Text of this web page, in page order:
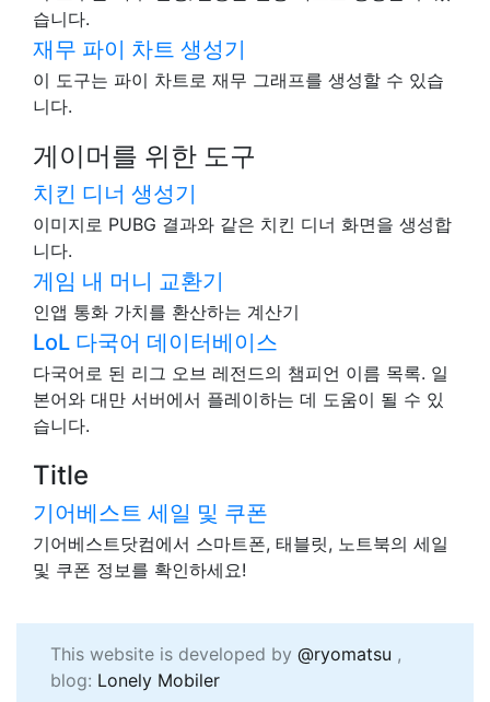
습니다.
재무 파이 차트 생성기
이 도구는 파이 차트로 재무 그래프를 생성할 수 있습
니다.
게이머를 위한 도구
치킨 디너 생성기
이미지로 PUBG 결과와 같은 치킨 디너 화면을 생성합
니다.
게임 내 머니 교환기
인앱 통화 가치를 환산하는 계산기
LoL 다국어 데이터베이스
다국어로 된 리그 오브 레전드의 챔피언 이름 목록. 일
본어와 대만 서버에서 플레이하는 데 도움이 될 수 있
습니다.
Title
기어베스트 세일 및 쿠폰
기어베스트닷컴에서 스마트폰, 태블릿, 노트북의 세일
및 쿠폰 정보를 확인하세요!
This website is developed by @ryomatsu ,
blog: Lonely Mobiler